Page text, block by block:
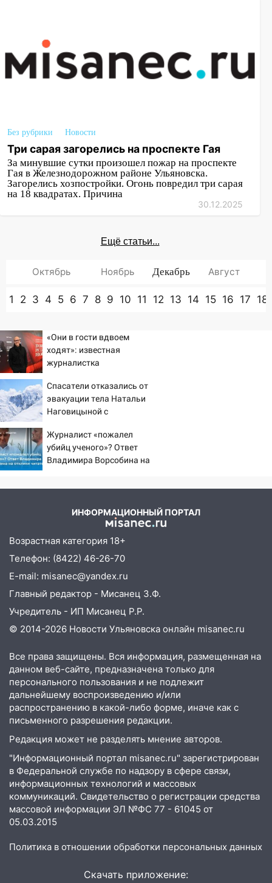
Без рубрики Новости
Три сарая загорелись на проспекте Гая
За минувшие сутки произошел пожар на проспекте
Гая в Железнодорожном районе Ульяновска.
Загорелись хозпостройки. Огонь повредил три сарая
на 18 квадратах. Причина
30.12.2025
Ещё статьи...
Октябрь Ноябрь Декабрь Август
1 2 3 4 5 6 7 8 9 10 11 12 13 14 15 16 17 18
«Они в гости вдвоем
ходят»: известная
журналистка
Бондарчука и Исаковой
Спасатели отказались от
эвакуации тела Натальи
Наговицыной с
Журналист «пожалел
убийц ученого»? Ответ
Владимира Ворсобина на
ИНФОРМАЦИОННЫЙ ПОРТАЛ
Возрастная категория 18+
Телефон: (8422) 46-26-70
E-mail: misanec@yandex.ru
Главный редактор - Мисанец З.Ф.
Учредитель - ИП Мисанец Р.Р.
© 2014-2026 Новости Ульяновска онлайн misanec.ru
Все права защищены. Вся информация, размещенная на
данном веб-сайте, предназначена только для
персонального пользования и не подлежит
дальнейшему воспроизведению и/или
распространению в какой-либо форме, иначе как с
письменного разрешения редакции.
Редакция может не разделять мнение авторов.
"Информационный портал misanec.ru" зарегистрирован
в Федеральной службе по надзору в сфере связи,
информационных технологий и массовых
коммуникаций. Свидетельство о регистрации средства
массовой информации ЭЛ №ФС 77 - 61045 от
05.03.2015
Политика в отношении обработки персональных данных
Скачать приложение: